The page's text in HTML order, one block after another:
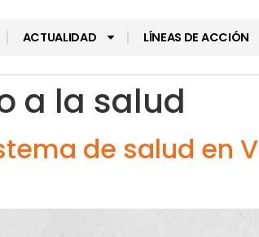
ACTUALIDAD LÍNEAS DE ACCIÓN
a la salud
de salud en